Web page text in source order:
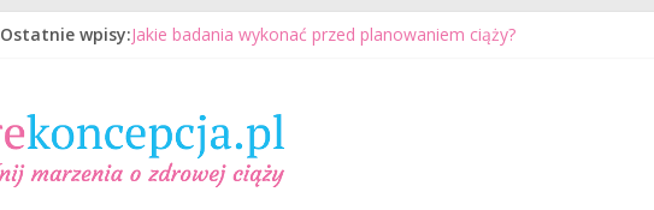
Ostatnie wpisy:Jakie badania wykonać przed planowaniem ciąży?
Wizyta u lekarza przed ciążą – co warto omówić ze specjalistą?
Planowanie ciąży. Jak planować ciążę? Jak przygotować się do ciąży?